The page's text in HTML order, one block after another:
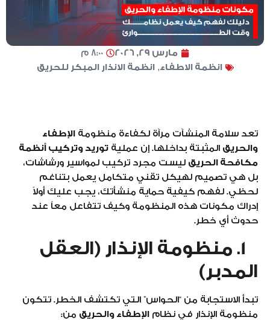
مارس 29, 2026
8:00 م
انظمة الاطفاء,انظمة الانذار المبكر للحريق
تعد سلامة المنشآت مرآة لكفاءة منظومة الإطفاء
والحريق المثبتة بداخلها. إن عملية توريد وتركيب أنظمة
مكافحة الحريق ليست مجرد تركيب لمواسير ورشاشات،
بل هي تصميم لهيكل تقني متكامل يعمل بتناغم
لحظي. لفهم كيفية حماية منشأتك، يجب عليك أولاً
إدراك مكونات هذه المنظومة وكيف تتفاعل معاً عند
حدوث أي خطر.
1. منظومة الإنذار (العقل
المدبر)
تبدأ الاستجابة من “الحواس” التي تكتشف الخطر. تتكون
منظومة الإنذار في نظام الإطفاء والحريق من: